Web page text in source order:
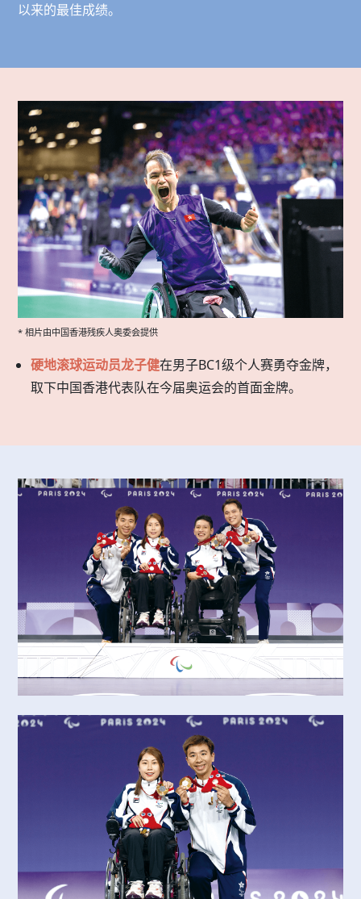
以来的最佳成绩。
* 相片由中国香港残疾人奥委会提供
硬地滚球运动员龙子健在男子BC1级个人赛勇夺金牌，
取下中国香港代表队在今届奥运会的首面金牌。